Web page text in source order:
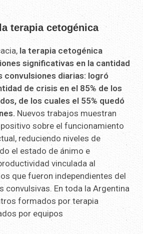
terapia cetogénica
la terapia cetogénica
significativas en la cantidad
convulsiones diarias: logró
de crisis en el 85% de los
de los cuales el 55% quedó
Nuevos trabajos muestran
sobre el funcionamiento
reduciendo niveles de
el estado de ánimo e
vinculada al
que fueron independientes del
convulsivas. En toda la Argentina
formados por terapia
por equipos